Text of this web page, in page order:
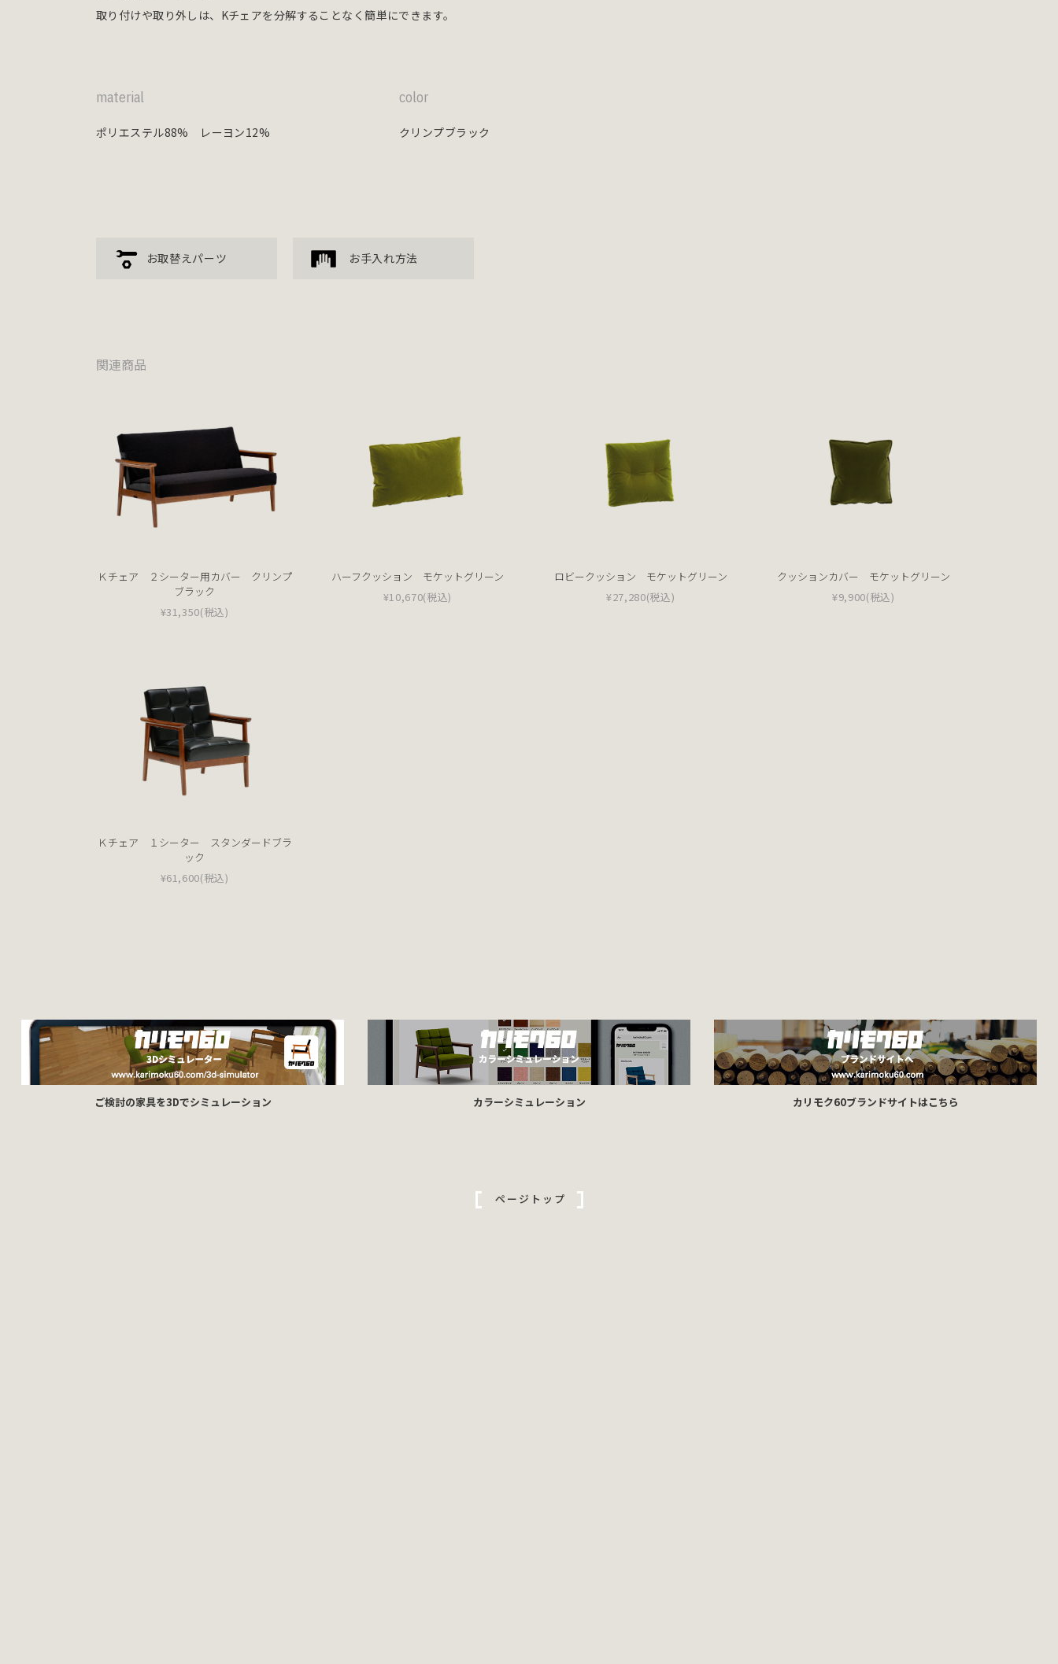
取り付けや取り外しは、Kチェアを分解することなく簡単にできます。
material
ポリエステル88% レーヨン12%
color
クリンプブラック
お取替えパーツ お手入れ方法
関連商品
Ｋチェア ２シーター用カバー クリンプ
ブラック
¥31,350(税込)
ハーフクッション モケットグリーン
¥10,670(税込)
ロビークッション モケットグリーン
¥27,280(税込)
クッションカバー モケットグリーン
¥9,900(税込)
Ｋチェア １シーター スタンダードブラ
ック
¥61,600(税込)
ご検討の家具を3Dでシミュレーション カラーシミュレーション カリモク60ブランドサイトはこちら
ページトップ